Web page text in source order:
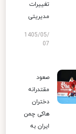
تغییرات
مدیریتی
1405/05/
07
صعود
مقتدرانه
دختران
هاکی چمن
ایران به